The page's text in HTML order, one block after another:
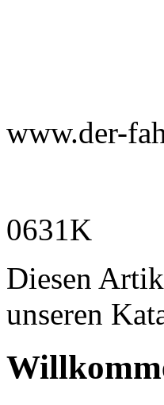
www.der-
0631K
Diesen
unseren